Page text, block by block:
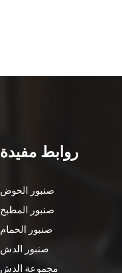
روابط مفيدة
صنبور الحوض
صنبور المطبخ
صنبور الحمام
صنبور الدش
مجموعة الدش